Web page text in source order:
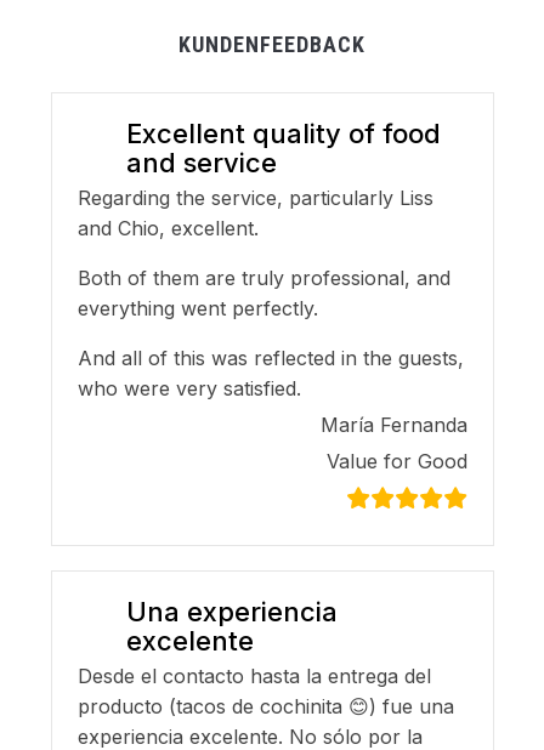
KUNDENFEEDBACK
Excellent quality of food
and service
Regarding the service, particularly Liss
and Chio, excellent.
Both of them are truly professional, and
everything went perfectly.
And all of this was reflected in the guests,
who were very satisfied.
María Fernanda
Value for Good
Una experiencia
excelente
Desde el contacto hasta la entrega del
producto (tacos de cochinita 😊) fue una
experiencia excelente. No sólo por la